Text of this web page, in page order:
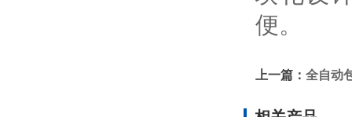
便。
上一篇： 全自动